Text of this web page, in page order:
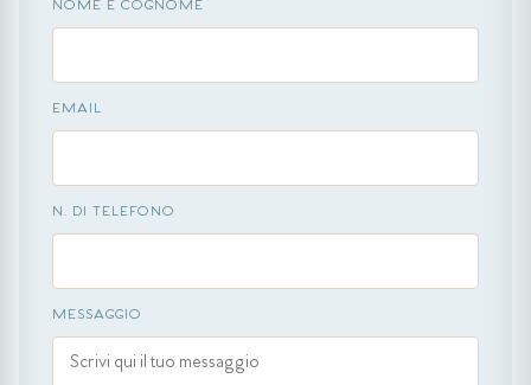
NOME E COGNOME
EMAIL
N. DI TELEFONO
MESSAGGIO